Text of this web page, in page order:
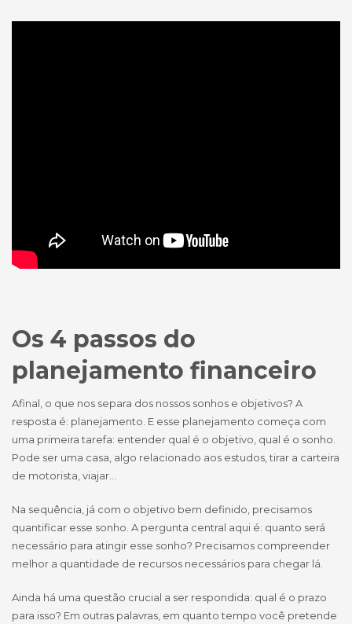
Os 4 passos do
planejamento financeiro
Afinal, o que nos separa dos nossos sonhos e objetivos? A
resposta é: planejamento. E esse planejamento começa com
uma primeira tarefa: entender qual é o objetivo, qual é o sonho.
Pode ser uma casa, algo relacionado aos estudos, tirar a carteira
de motorista, viajar…
Na sequência, já com o objetivo bem definido, precisamos
quantificar esse sonho. A pergunta central aqui é: quanto será
necessário para atingir esse sonho? Precisamos compreender
melhor a quantidade de recursos necessários para chegar lá.
Ainda há uma questão crucial a ser respondida: qual é o prazo
para isso? Em outras palavras, em quanto tempo você pretende